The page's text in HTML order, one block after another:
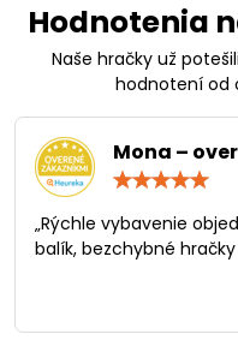
Hodnotenia
Naše hračky už
hodnotení od
Mona –
„Rýchle vybavenie
balík, bezchybné